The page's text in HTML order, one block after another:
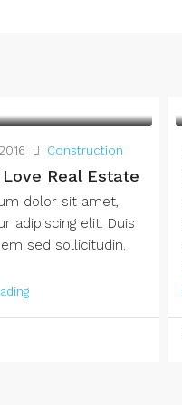
Construction
Real Estate
dolor sit amet,
adipiscing elit. Duis
sed sollicitudin.